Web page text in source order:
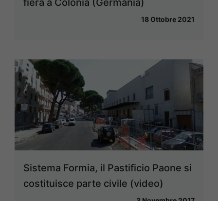
fiera a Colonia (Germania)
18 Ottobre 2021
Sistema Formia, il Pastificio Paone si
costituisce parte civile (video)